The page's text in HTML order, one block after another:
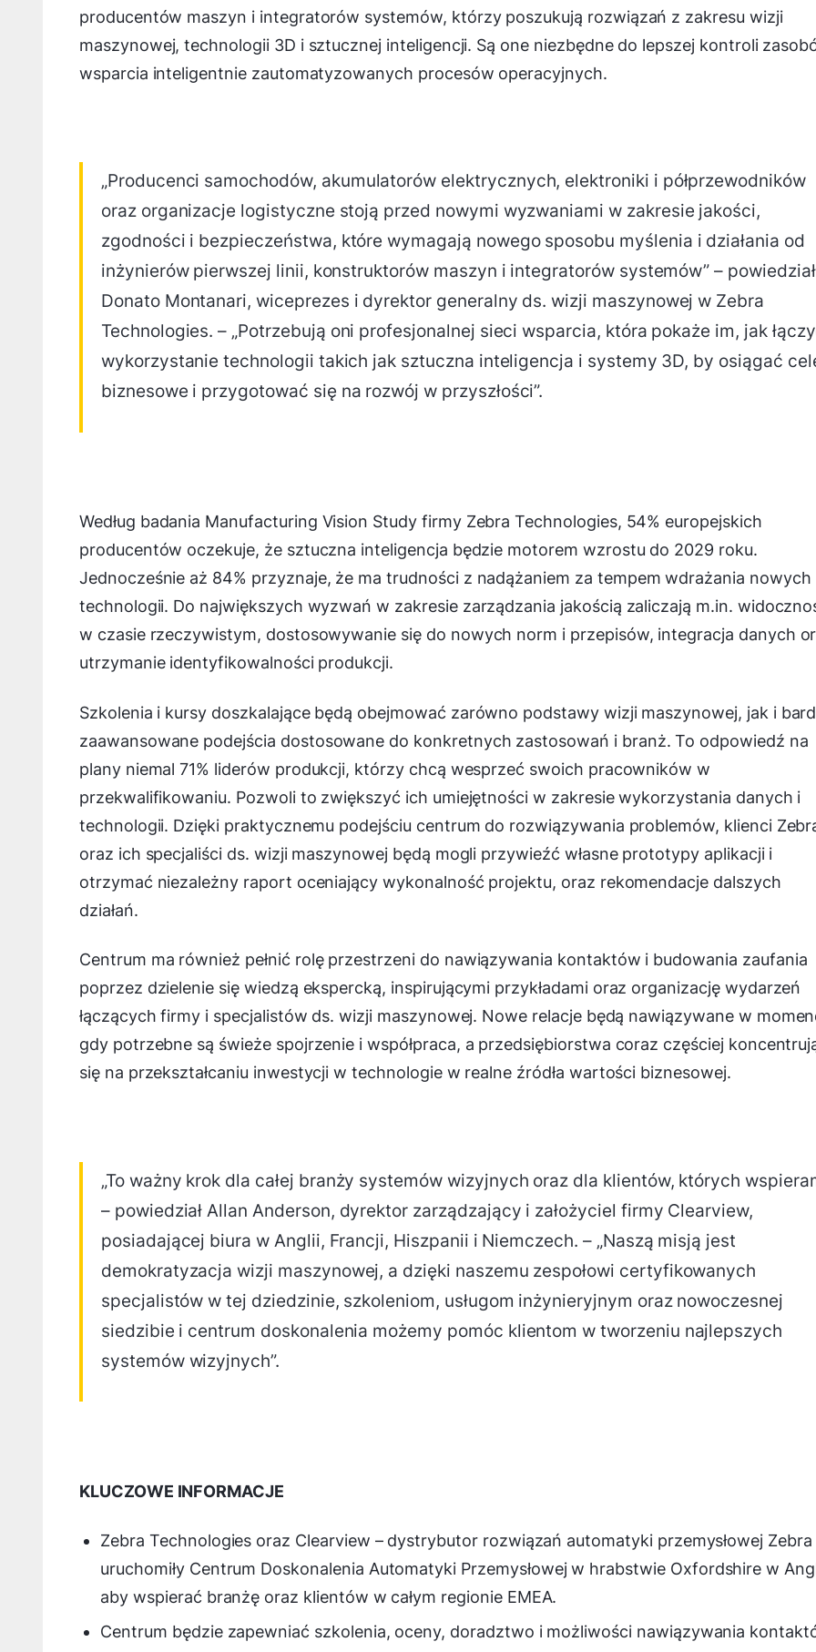
producentów maszyn i integratorów systemów, którzy poszukują rozwiązań z zakresu wizji
maszynowej, technologii 3D i sztucznej inteligencji. Są one niezbędne do lepszej kontroli
wsparcia inteligentnie zautomatyzowanych procesów operacyjnych.
„Producenci samochodów, akumulatorów elektrycznych, elektroniki i półprzewodników
oraz organizacje logistyczne stoją przed nowymi wyzwaniami w zakresie jakości,
zgodności i bezpieczeństwa, które wymagają nowego sposobu myślenia i działania od
inżynierów pierwszej linii, konstruktorów maszyn i integratorów systemów” – powiedział
Donato Montanari, wiceprezes i dyrektor generalny ds. wizji maszynowej w Zebra
Technologies. – „Potrzebują oni profesjonalnej sieci wsparcia, która pokaże im, jak
wykorzystanie technologii takich jak sztuczna inteligencja i systemy 3D, by osiągać
biznesowe i przygotować się na rozwój w przyszłości”.
Według badania Manufacturing Vision Study firmy Zebra Technologies, 54% europejskich
producentów oczekuje, że sztuczna inteligencja będzie motorem wzrostu do 2029 roku.
Jednocześnie aż 84% przyznaje, że ma trudności z nadążaniem za tempem wdrażania nowych
technologii. Do największych wyzwań w zakresie zarządzania jakością zaliczają m.in.
w czasie rzeczywistym, dostosowywanie się do nowych norm i przepisów, integracja danych
utrzymanie identyfikowalności produkcji.
Szkolenia i kursy doszkalające będą obejmować zarówno podstawy wizji maszynowej, jak i
zaawansowane podejścia dostosowane do konkretnych zastosowań i branż. To odpowiedź na
plany niemal 71% liderów produkcji, którzy chcą wesprzeć swoich pracowników w
przekwalifikowaniu. Pozwoli to zwiększyć ich umiejętności w zakresie wykorzystania danych i
technologii. Dzięki praktycznemu podejściu centrum do rozwiązywania problemów, klienci
oraz ich specjaliści ds. wizji maszynowej będą mogli przywieźć własne prototypy aplikacji i
otrzymać niezależny raport oceniający wykonalność projektu, oraz rekomendacje dalszych
działań.
Centrum ma również pełnić rolę przestrzeni do nawiązywania kontaktów i budowania zaufania
poprzez dzielenie się wiedzą ekspercką, inspirującymi przykładami oraz organizację wydarzeń
łączących firmy i specjalistów ds. wizji maszynowej. Nowe relacje będą nawiązywane w
gdy potrzebne są świeże spojrzenie i współpraca, a przedsiębiorstwa coraz częściej
się na przekształcaniu inwestycji w technologie w realne źródła wartości biznesowej.
„To ważny krok dla całej branży systemów wizyjnych oraz dla klientów, których
– powiedział Allan Anderson, dyrektor zarządzający i założyciel firmy Clearview,
posiadającej biura w Anglii, Francji, Hiszpanii i Niemczech. – „Naszą misją jest
demokratyzacja wizji maszynowej, a dzięki naszemu zespołowi certyfikowanych
specjalistów w tej dziedzinie, szkoleniom, usługom inżynieryjnym oraz nowoczesnej
siedzibie i centrum doskonalenia możemy pomóc klientom w tworzeniu najlepszych
systemów wizyjnych”.
KLUCZOWE INFORMACJE
Zebra Technologies oraz Clearview – dystrybutor rozwiązań automatyki przemysłowej Zebra
uruchomiły Centrum Doskonalenia Automatyki Przemysłowej w hrabstwie Oxfordshire w
aby wspierać branżę oraz klientów w całym regionie EMEA.
Centrum będzie zapewniać szkolenia, oceny, doradztwo i możliwości nawiązywania